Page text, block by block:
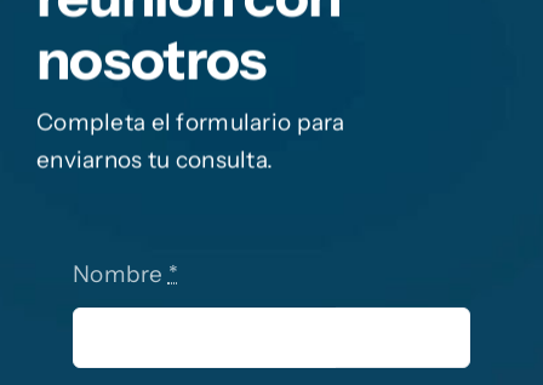
nosotros
Completa el formulario para
enviarnos tu consulta.
Nombre *